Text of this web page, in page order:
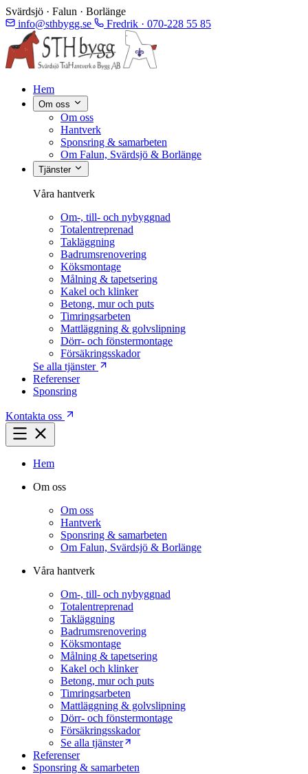
Svärdsjö · Falun · Borlänge
info@sthbygg.se
Fredrik · 070-228 55 85
Hem
Om oss
Om oss
Hantverk
Sponsring & samarbeten
Om Falun, Svärdsjö & Borlänge
Tjänster
Våra hantverk
Om-, till- och nybyggnad
Totalentreprenad
Takläggning
Badrumsrenovering
Köksmontage
Målning & tapetsering
Kakel och klinker
Betong, mur och puts
Timringsarbeten
Mattläggning & golvslipning
Dörr- och fönstermontage
Försäkringsskador
Se alla tjänster
Referenser
Sponsring
Kontakta oss
Hem
Om oss
Om oss
Hantverk
Sponsring & samarbeten
Om Falun, Svärdsjö & Borlänge
Våra hantverk
Om-, till- och nybyggnad
Totalentreprenad
Takläggning
Badrumsrenovering
Köksmontage
Målning & tapetsering
Kakel och klinker
Betong, mur och puts
Timringsarbeten
Mattläggning & golvslipning
Dörr- och fönstermontage
Försäkringsskador
Se alla tjänster
Referenser
Sponsring & samarbeten